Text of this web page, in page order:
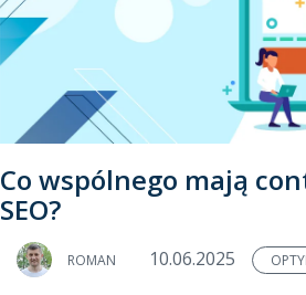
Co wspólnego mają
SEO?
ROMAN 10.06.2025